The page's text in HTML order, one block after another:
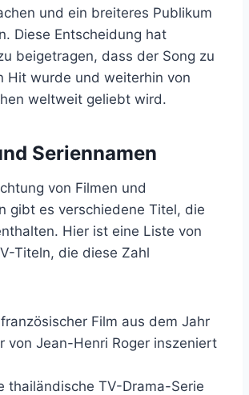
und ein breiteres Publikum
Diese Entscheidung hat
beigetragen, dass der Song zu
Hit wurde und weiterhin von
weltweit geliebt wird.
Seriennamen
von Filmen und
gibt es verschiedene Titel, die
Hier ist eine Liste von
Titeln, die diese Zahl
französischer Film aus dem Jahr
von Jean-Henri Roger inszeniert
thailändische TV-Drama-Serie